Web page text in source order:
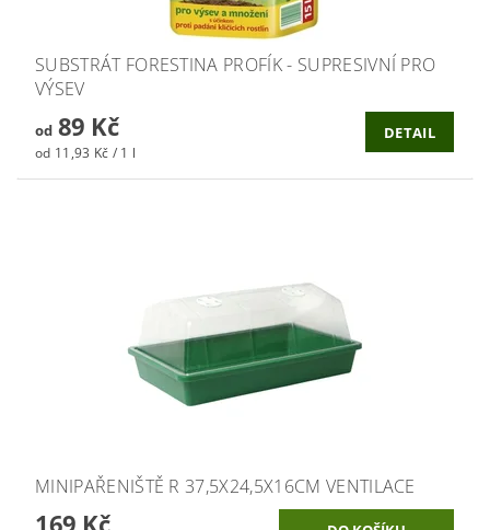
SUBSTRÁT FORESTINA PROFÍK - SUPRESIVNÍ PRO
VÝSEV
od89 Kč
od 11,93 Kč / 1 l
DETAIL
MINIPAŘENIŠTĚ R 37,5X24,5X16CM VENTILACE